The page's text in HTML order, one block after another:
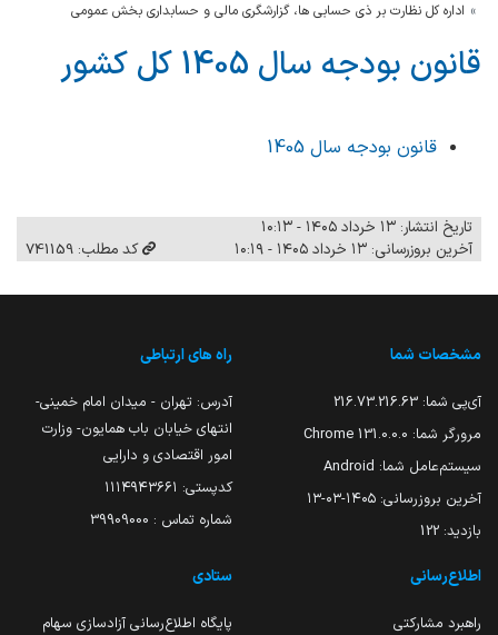
اداره کل نظارت بر ذی حسابی ها، گزارشگری مالی و حسابداری بخش عمومی
قانون بودجه سال 1405 کل کشور
قانون بودجه سال 1405
تاریخ انتشار: ۱۳ خرداد ۱۴۰۵ - ۱۰:۱۳
آخرین بروزرسانی: ۱۳ خرداد ۱۴۰۵ - ۱۰:۱۹
کد مطلب: 741159
مشخصات شما
آی‌پی شما: 216.73.216.63
مرورگر شما: 131.0.0.0 Chrome
سیستم‌عامل شما: Android
آخرین بروزرسانی: ۱۴۰۵-۰۳-۱۳
بازدید: 122
راه های ارتباطی
آدرس: تهران - میدان امام خمینی-
انتهای خیابان باب همایون- وزارت
امور اقتصادی و دارایی
کدپستی: ۱۱۱۴۹۴۳۶۶۱
شماره تماس : 39909000
اطلاع‌رسانی
راهبرد مشارکتی
ستادی
پایگاه اطلاع‌رسانی آزادسازی سهام